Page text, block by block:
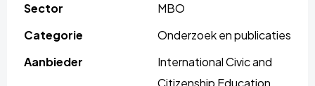
Sector
MBO
Categorie
Onderzoek en publicaties
Aanbieder
International Civic and
Citizenship Education